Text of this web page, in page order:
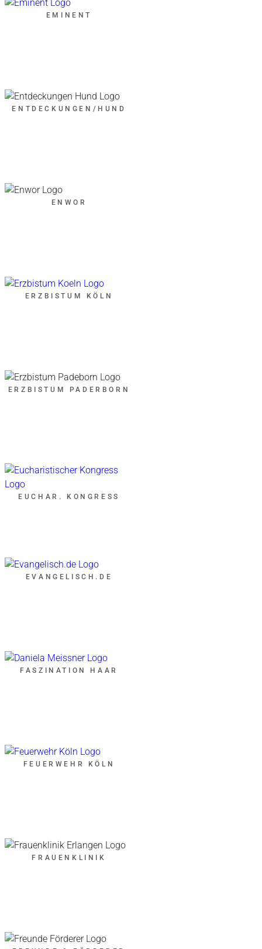
EMINENT
ENTDECKUNGEN/HUND
ENWOR
ERZBISTUM KÖLN
ERZBISTUM PADERBORN
EUCHAR. KONGRESS
EVANGELISCH.DE
FASZINATION HAAR
FEUERWEHR KÖLN
FRAUENKLINIK